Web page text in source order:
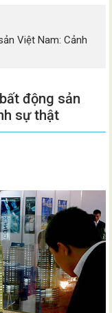
Việt Nam: Cảnh
động sản
sự thật